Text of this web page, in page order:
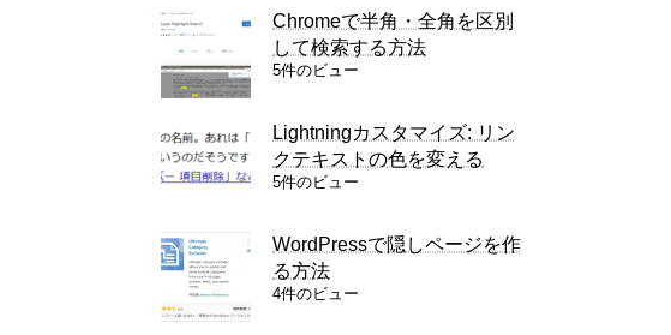
Chromeで半角・全角を区別
して検索する方法
5件のビュー
Lightningカスタマイズ: リン
クテキストの色を変える
5件のビュー
WordPressで隠しページを作
る方法
4件のビュー